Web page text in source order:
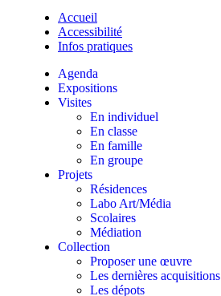
Accueil
Accessibilité
Infos pratiques
Agenda
Expositions
Visites
En individuel
En classe
En famille
En groupe
Projets
Résidences
Labo Art/Média
Scolaires
Médiation
Collection
Proposer une œuvre
Les dernières acquisitions
Les dépots